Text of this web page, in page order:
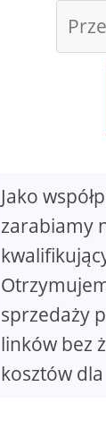
Jako
zarabiamy
sprzedaży
linków bez
kosztów